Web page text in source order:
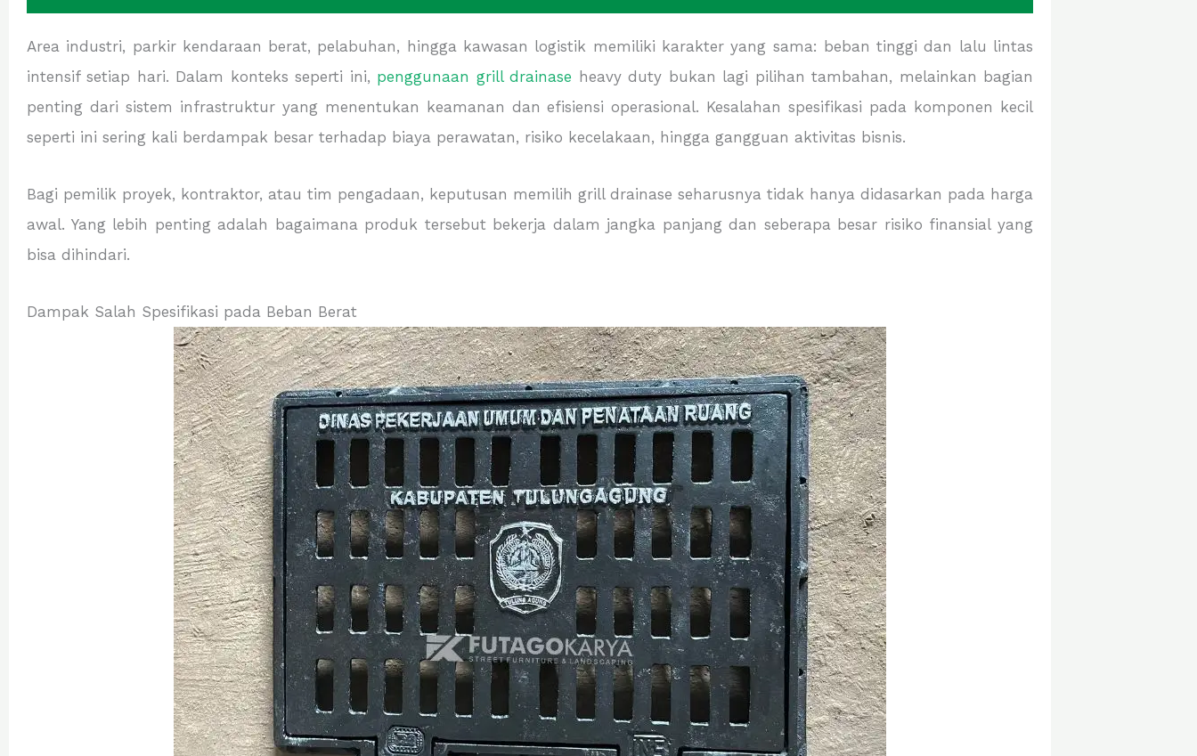
Area industri, parkir kendaraan berat, pelabuhan, hingga kawasan logistik memiliki karakter yang sama: beban tinggi dan lalu lintas
intensif setiap hari. Dalam konteks seperti ini, penggunaan grill drainase heavy duty bukan lagi pilihan tambahan, melainkan bagian
penting dari sistem infrastruktur yang menentukan keamanan dan efisiensi operasional. Kesalahan spesifikasi pada komponen kecil
seperti ini sering kali berdampak besar terhadap biaya perawatan, risiko kecelakaan, hingga gangguan aktivitas bisnis.
Bagi pemilik proyek, kontraktor, atau tim pengadaan, keputusan memilih grill drainase seharusnya tidak hanya didasarkan pada harga
awal. Yang lebih penting adalah bagaimana produk tersebut bekerja dalam jangka panjang dan seberapa besar risiko finansial yang
bisa dihindari.
Dampak Salah Spesifikasi pada Beban Berat